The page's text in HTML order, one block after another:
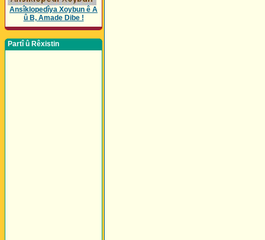
Ansîklopedîya Xoybun ê A
û B, Amade Dibe !
Partî û Rêxistin